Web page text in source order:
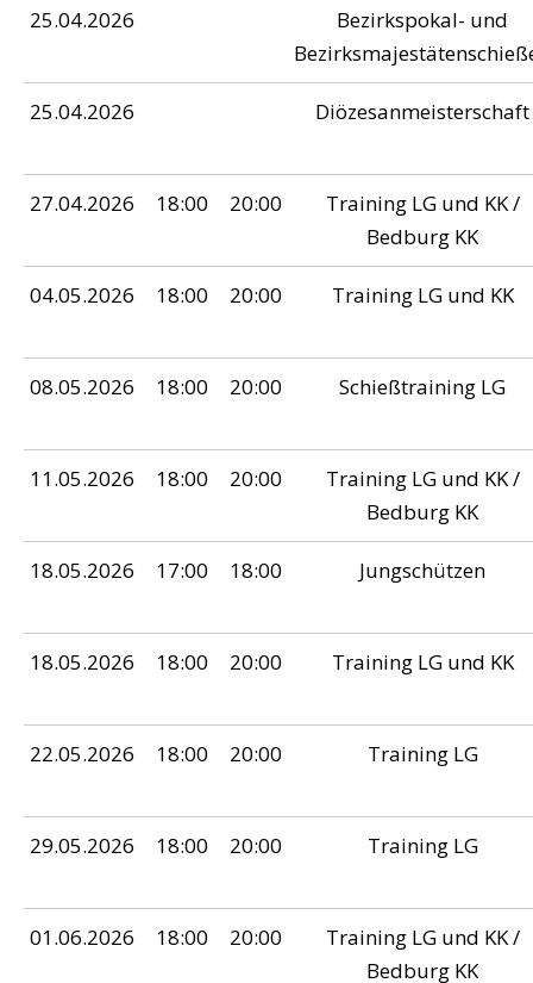
25.04.2026
Bezirkspokal- und
25.04.2026 Diözesanmeisterschaft
27.04.2026 18:00 20:00
Training LG und KK /
Bedburg KK
04.05.2026 18:00 20:00 Training LG und KK
08.05.2026 18:00 20:00 Schießtraining LG
11.05.2026 18:00 20:00
Training LG und KK /
Bedburg KK
18.05.2026 17:00 18:00 Jungschützen
18.05.2026 18:00 20:00 Training LG und KK
22.05.2026 18:00 20:00 Training LG
29.05.2026 18:00 20:00 Training LG
01.06.2026 18:00 20:00
Training LG und KK /
Bedburg KK